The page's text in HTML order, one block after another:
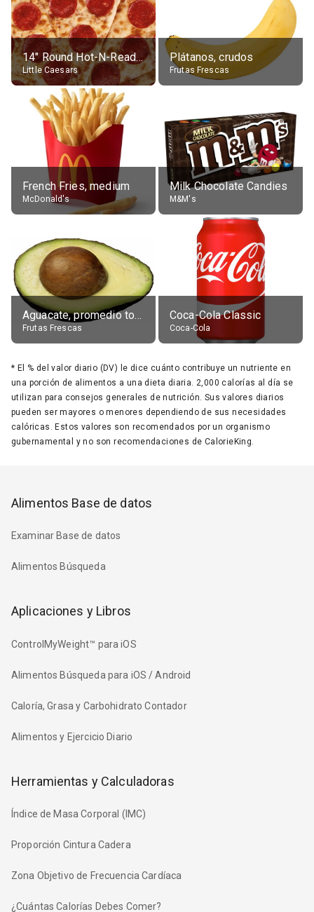
14" Round Hot-N-Ready Pepperoni Pizza
Little Caesars
Plátanos, crudos
Frutas Frescas
French Fries, medium
McDonald's
Milk Chocolate Candies
M&M's
Aguacate, promedio todos variedades, crudo
Frutas Frescas
Coca-Cola Classic
Coca-Cola
* El % del valor diario (DV) le dice cuánto contribuye un nutriente en
una porción de alimentos a una dieta diaria. 2,000 calorías al día se
utilizan para consejos generales de nutrición. Sus valores diarios
pueden ser mayores o menores dependiendo de sus necesidades
calóricas. Estos valores son recomendados por un organismo
gubernamental y no son recomendaciones de CalorieKing.
Alimentos Base de datos
Examinar Base de datos
Alimentos Búsqueda
Aplicaciones y Libros
ControlMyWeight™ para iOS
Alimentos Búsqueda para iOS / Android
Caloría, Grasa y Carbohidrato Contador
Alimentos y Ejercicio Diario
Herramientas y Calculadoras
Índice de Masa Corporal (IMC)
Proporción Cintura Cadera
Zona Objetivo de Frecuencia Cardíaca
¿Cuántas Calorías Debes Comer?